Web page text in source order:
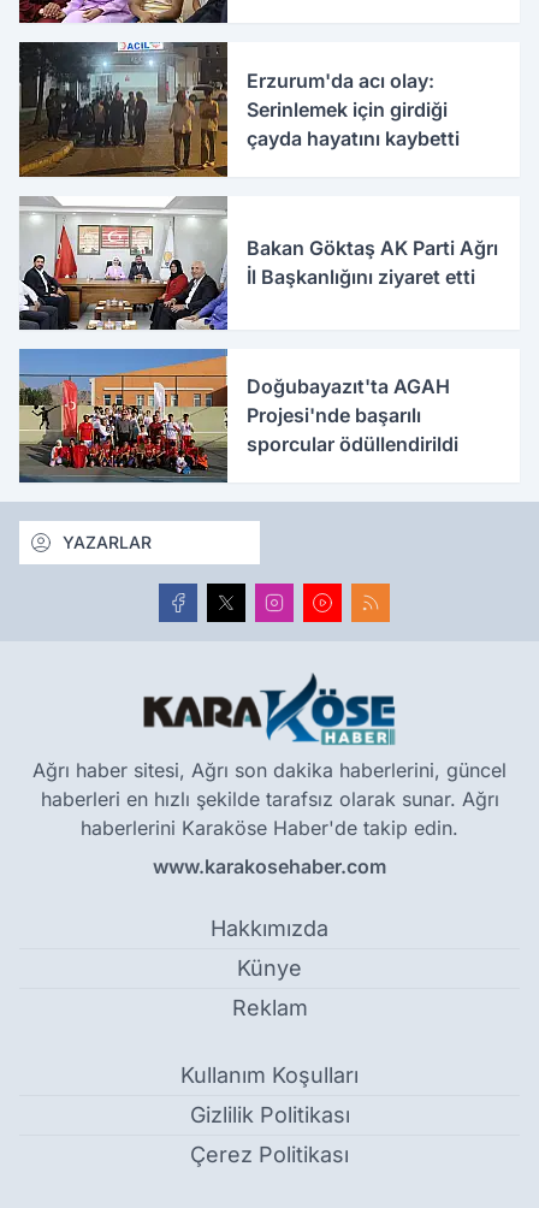
Erzurum'da acı olay:
Serinlemek için girdiği
çayda hayatını kaybetti
Bakan Göktaş AK Parti Ağrı
İl Başkanlığını ziyaret etti
Doğubayazıt'ta AGAH
Projesi'nde başarılı
sporcular ödüllendirildi
YAZARLAR
Ağrı haber sitesi, Ağrı son dakika haberlerini, güncel
haberleri en hızlı şekilde tarafsız olarak sunar. Ağrı
haberlerini Karaköse Haber'de takip edin.
www.karakosehaber.com
Hakkımızda
Künye
Reklam
Kullanım Koşulları
Gizlilik Politikası
Çerez Politikası